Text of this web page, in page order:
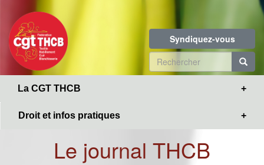
contenu
principal
Syndiquez-vous
Formulaire
de
La CGT THCB
Droit et infos pratiques
Le journal THCB